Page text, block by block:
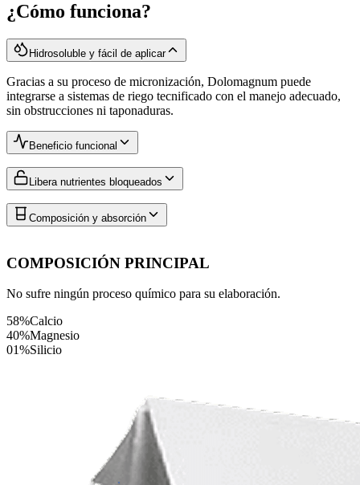
¿Cómo funciona?
Hidrosoluble y fácil de aplicar
Gracias a su proceso de micronización, Dolomagnum puede
integrarse a sistemas de riego tecnificado con el manejo adecuado,
sin obstrucciones ni taponaduras.
Beneficio funcional
Libera nutrientes bloqueados
Composición y absorción
COMPOSICIÓN PRINCIPAL
No sufre ningún proceso químico para su elaboración.
58%Calcio
40%Magnesio
01%Silicio